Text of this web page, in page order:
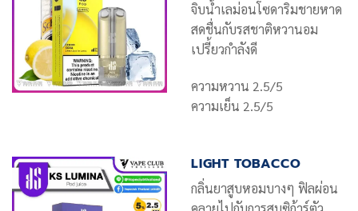
จิบน้ำเลม่อนโซดาริมชายหาด
สดชื่นกับรสชาติหวานอม
เปรี้ยวกำลังดี
ความหวาน 2.5/5
ความเย็น 2.5/5
LIGHT TOBACCO
กลิ่นยาสูบหอมบางๆ ฟิลผ่อน